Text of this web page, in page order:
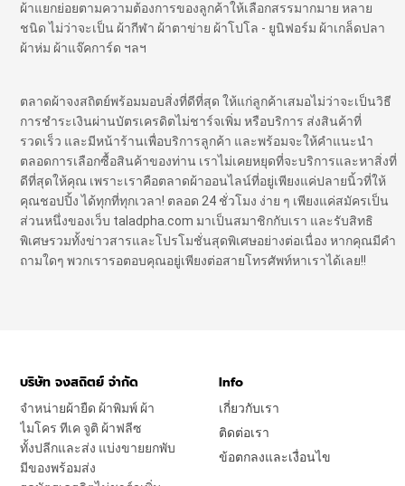
ผ้าแยกย่อยตามความต้องการของลูกค้าให้เลือกสรรมากมาย หลาย
ชนิด ไม่ว่าจะเป็น ผ้ากีฬา ผ้าตาข่าย ผ้าโปโล - ยูนิฟอร์ม ผ้าเกล็ดปลา
ผ้าห่ม ผ้าแจ๊คการ์ด ฯลฯ
ตลาดผ้าจงสถิตย์พร้อมมอบสิ่งที่ดีที่สุด ให้แก่ลูกค้าเสมอไม่ว่าจะเป็นวิธี
การชำระเงินผ่านบัตรเครดิตไม่ชาร์จเพิ่ม หรือบริการ ส่งสินค้าที่
รวดเร็ว และมีหน้าร้านเพื่อบริการลูกค้า และพร้อมจะให้คำแนะนำ
ตลอดการเลือกซื้อสินค้าของท่าน เราไม่เคยหยุดที่จะบริการและหาสิ่งที่
ดีที่สุดให้คุณ เพราะเราคือตลาดผ้าออนไลน์ที่อยู่เพียงแค่ปลายนิ้วที่ให้
คุณชอปปิ้ง ได้ทุกที่ทุกเวลา! ตลอด 24 ชั่วโมง ง่าย ๆ เพียงแค่สมัครเป็น
ส่วนหนึ่งของเว็บ taladpha.com มาเป็นสมาชิกกับเรา และรับสิทธิ
พิเศษรวมทั้งข่าวสารและโปรโมชั่นสุดพิเศษอย่างต่อเนื่อง หากคุณมีคำ
ถามใดๆ พวกเรารอตอบคุณอยู่เพียงต่อสายโทรศัพท์หาเราได้เลย!!
บริษัท จงสถิตย์ จำกัด
จำหน่ายผ้ายืด ผ้าพิมพ์ ผ้า
ไมโคร ทีเค จูติ ผ้าฟลีซ
ทั้งปลีกและส่ง แบ่งขายยกพับ
มีของพร้อมส่ง
Info
เกี่ยวกับเรา
ติดต่อเรา
ข้อตกลงและเงื่อนไข